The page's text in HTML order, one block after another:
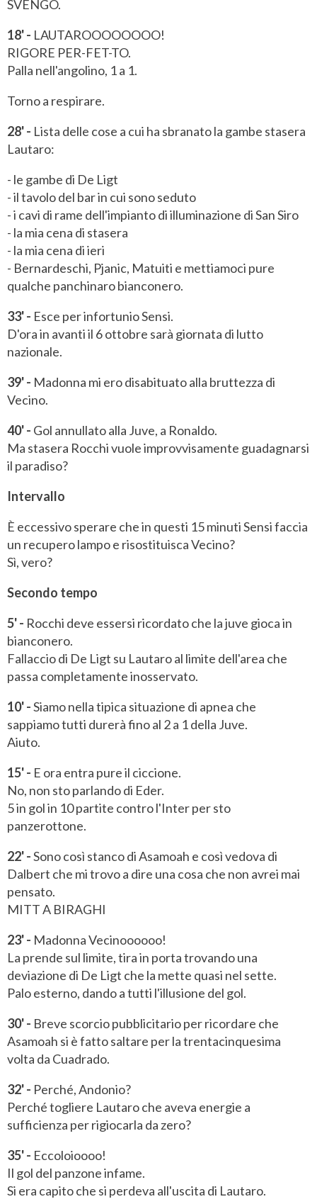
SVENGO.
18' - LAUTAROOOOOOOO!
RIGORE PER-FET-TO.
Palla nell'angolino, 1 a 1.
Torno a respirare.
28' - Lista delle cose a cui ha sbranato la gambe stasera
Lautaro:
- le gambe di De Ligt
- il tavolo del bar in cui sono seduto
- i cavi di rame dell'impianto di illuminazione di San Siro
- la mia cena di stasera
- la mia cena di ieri
- Bernardeschi, Pjanic, Matuiti e mettiamoci pure
qualche panchinaro bianconero.
33' - Esce per infortunio Sensi.
D'ora in avanti il 6 ottobre sarà giornata di lutto
nazionale.
39' - Madonna mi ero disabituato alla bruttezza di
Vecino.
40' - Gol annullato alla Juve, a Ronaldo.
Ma stasera Rocchi vuole improvvisamente guadagnarsi
il paradiso?
Intervallo
È eccessivo sperare che in questi 15 minuti Sensi faccia
un recupero lampo e risostituisca Vecino?
Sì, vero?
Secondo tempo
5' - Rocchi deve essersi ricordato che la juve gioca in
bianconero.
Fallaccio di De Ligt su Lautaro al limite dell'area che
passa completamente inosservato.
10' -Siamo nella tipica situazione di apnea che
sappiamo tutti durerà fino al 2 a 1 della Juve.
Aiuto.
15' - E ora entra pure il ciccione.
No, non sto parlando di Eder.
5 in gol in 10 partite contro l'Inter per sto
panzerottone.
22' -Sono così stanco di Asamoah e così vedova di
Dalbert che mi trovo a dire una cosa che non avrei mai
pensato.
MITT A BIRAGHI
23' - Madonna Vecinoooooo!
La prende sul limite, tira in porta trovando una
deviazione di De Ligt che la mette quasi nel sette.
Palo esterno, dando a tutti l'illusione del gol.
30' - Breve scorcio pubblicitario per ricordare che
Asamoah si è fatto saltare per la trentacinquesima
volta da Cuadrado.
32' - Perché, Andonio?
Perché togliere Lautaro che aveva energie a
sufficienza per rigiocarla da zero?
35' - Eccoloioooo!
Il gol del panzone infame.
Si era capito che si perdeva all'uscita di Lautaro.